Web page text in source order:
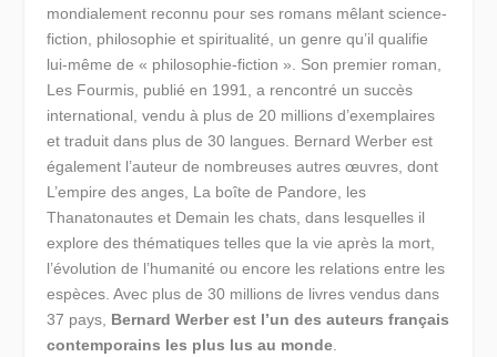
mondialement reconnu pour ses romans mêlant science-
fiction, philosophie et spiritualité, un genre qu’il qualifie
lui-même de « philosophie-fiction ». Son premier roman,
Les Fourmis, publié en 1991, a rencontré un succès
international, vendu à plus de 20 millions d’exemplaires
et traduit dans plus de 30 langues. Bernard Werber est
également l’auteur de nombreuses autres œuvres, dont
L’empire des anges, La boîte de Pandore, les
Thanatonautes et Demain les chats, dans lesquelles il
explore des thématiques telles que la vie après la mort,
l’évolution de l’humanité ou encore les relations entre les
espèces. Avec plus de 30 millions de livres vendus dans
37 pays, Bernard Werber est l’un des auteurs français
contemporains les plus lus au monde.